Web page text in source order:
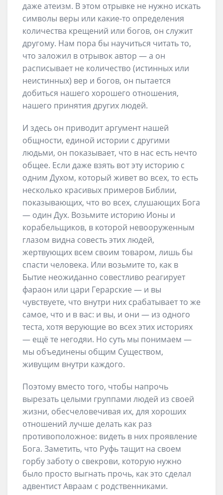
даже атеизм. В этом отрывке не нужно искать
символы веры или какие-то определения
количества крещений или богов, он служит
другому. Нам пора бы научиться читать то,
что заложил в отрывок автор — а он
расписывает не количество (истинных или
неистинных) вер и богов, он пытается
добиться нашего хорошего отношения,
нашего принятия других людей.
И здесь он приводит аргумент нашей
общности, единой истории с другими
людьми, он показывает, что в нас есть нечто
общее. Если даже взять вот эту историю с
одним Духом, который живет во всех, то есть
несколько красивых примеров Библии,
показывающих, что во всех, слушающих Бога
— один Дух. Возьмите историю Ионы и
корабельщиков, в которой невооруженным
глазом видна совесть этих людей,
жертвующих всем своим товаром, лишь бы
спасти человека. Или возьмите то, как в
Бытие неожиданно совестливо реагирует
фараон или цари Герарские — и вы
чувствуете, что внутри них срабатывает то же
самое, что и в вас: и вы, и они — из одного
теста, хотя верующие во всех этих историях
— ещё те негодяи. Но суть мы понимаем —
мы объединены общим Существом,
живущим внутри каждого.
Поэтому вместо того, чтобы напрочь
вырезать целыми группами людей из своей
жизни, обесчеловечивая их, для хороших
отношений лучше делать как раз
противоположное: видеть в них проявление
Бога. Заметить, что Руфь тащит на своем
горбу заботу о свекрови, которую нужно
было просто выгнать прочь, как это сделал
адвентист Авраам с родственниками.